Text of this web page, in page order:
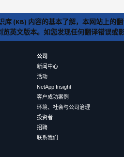
库 (KB) 内容的基本了解，本网站上的
英文版本。如您发现任何翻译错误或
公司
新闻中心
活动
NetApp Insight
客户成功案例
环境、社会与公司治理
投资者
招聘
联系我们